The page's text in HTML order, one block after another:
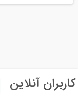
کاربران آنلاین